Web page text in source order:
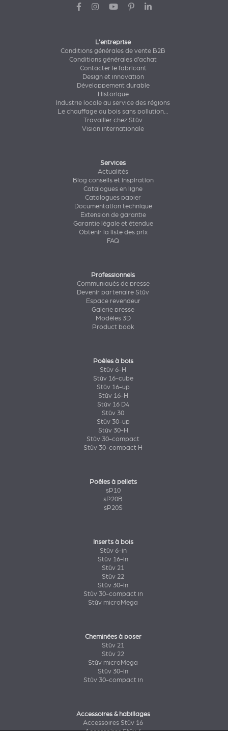
L'entreprise
Conditions générales de vente B2B
Conditions générales d’achat
Contacter le fabricant
Design et innovation
Développement durable
Historique
Industrie locale au service des régions
Le chauffage au bois sans pollution...
Travailler chez Stûv
Vision internationale
Services
Actualités
Blog conseils et inspiration
Catalogues en ligne
Catalogues papier
Documentation technique
Extension de garantie
Garantie légale et étendue
Obtenir la liste des prix
FAQ
Professionnels
Communiqués de presse
Devenir partenaire Stûv
Espace revendeur
Galerie presse
Modèles 3D
Product book
Poêles à bois
Stûv 6-H
Stûv 16-cube
Stûv 16-up
Stûv 16-H
Stûv 16 D4
Stûv 30
Stûv 30-up
Stûv 30-H
Stûv 30-compact
Stûv 30-compact H
Poêles à pellets
sP10
sP20B
sP20S
Inserts à bois
Stûv 6-in
Stûv 16-in
Stûv 21
Stûv 22
Stûv 30-in
Stûv 30-compact in
Stûv microMega
Cheminées à poser
Stûv 21
Stûv 22
Stûv microMega
Stûv 30-in
Stûv 30-compact in
Accessoires & habillages
Accessoires Stûv 16